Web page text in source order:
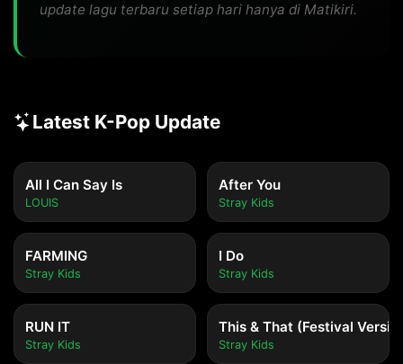
update lagu terbaru setiap hari hanya di Matikiri.
Latest K-Pop Update
All I Can Say Is
LOUIS
After You
Stray Kids
FARMING
Stray Kids
I Do
Stray Kids
RUN IT
Stray Kids
This & That (Festival
Stray Kids